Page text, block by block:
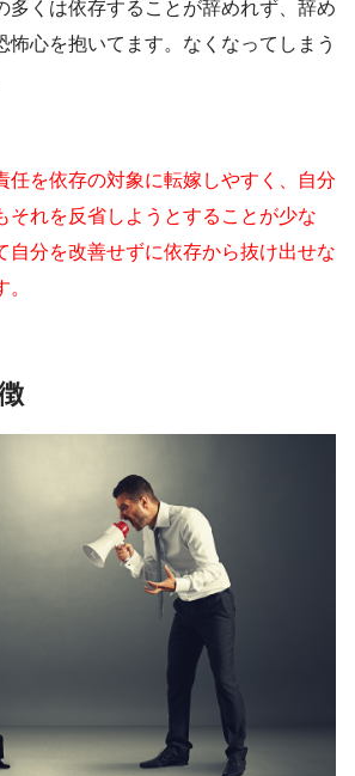
多くは依存することが辞めれず、辞め
怖心を抱いてます。なくなってしまう
任を依存の対象に転嫁しやすく、自分
それを反省しようとすることが少な
自分を改善せずに依存から抜け出せな